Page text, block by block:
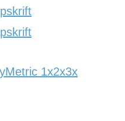
1x2x3x